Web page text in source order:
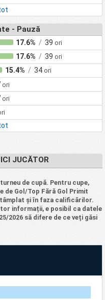
- Pauză
17.6% / 39 ori
17.6% / 39 ori
15.4% / 34 ori
ori
ori
JUCĂTOR
de cupă. Pentru cupe,
de Gol/Top Fără Gol Primit
și în faza calificărilor.
informații, e posibil ca datele
2026 să difere de ce veți găsi